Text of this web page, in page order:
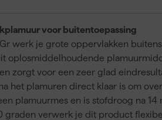
voor buitentoepassing
Gr werk je grote oppervlakken
oplosmiddelhoudende
zorgt voor een zeer glad
het plamuren direct klaar is om
plamuurmes en is stofdroog na
graden verwerk je dit product